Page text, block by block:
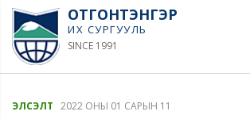
ОТГОНТЭНГЭР
ИХ СУРГУУЛЬ
SINCE 1991
ЭЛСЭЛТ 2022 ОНЫ 01 САРЫН 11